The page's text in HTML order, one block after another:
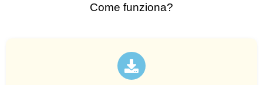
Come funziona?